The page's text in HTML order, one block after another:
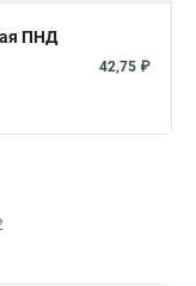
ПНД
42,75 ₽